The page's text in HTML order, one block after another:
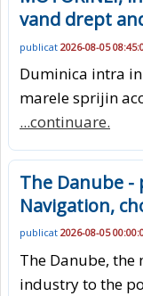
vand drept
publicat 2026-08-05
Duminica intra
marele sprijin
...continuare.
The Danube -
Navigation,
publicat 2026-08-05
The Danube,
industry to the